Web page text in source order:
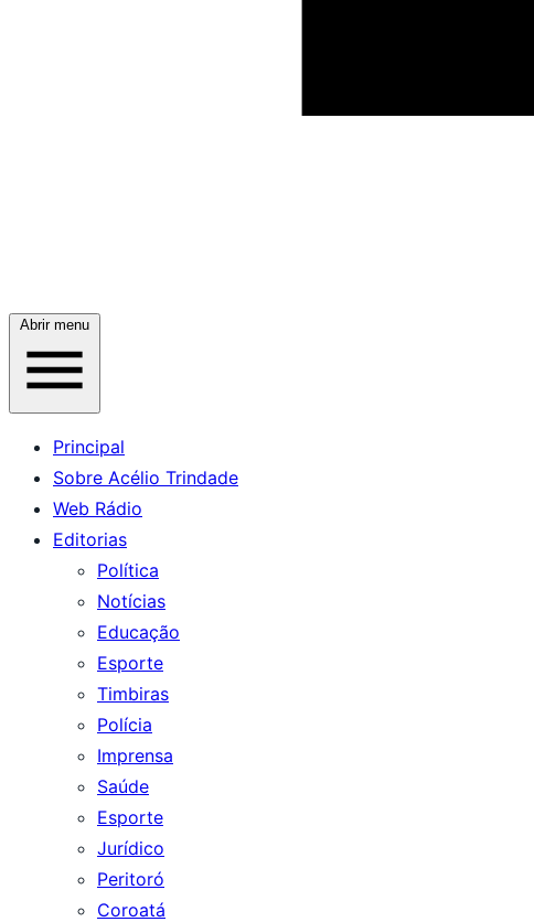
Abrir menu
Principal
Sobre Acélio Trindade
Web Rádio
Editorias
Política
Notícias
Educação
Esporte
Timbiras
Polícia
Imprensa
Saúde
Esporte
Jurídico
Peritoró
Coroatá